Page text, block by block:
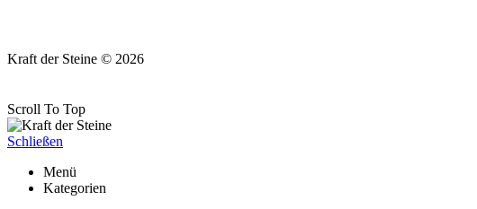
Kraft der Steine © 2026
Scroll To Top
Schließen
Menü
Kategorien